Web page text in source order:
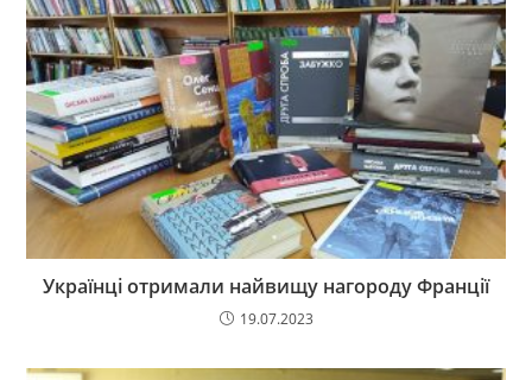
Українці отримали найвищу нагороду Франції
19.07.2023